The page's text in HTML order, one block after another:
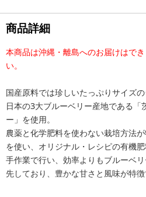
商品詳細
本商品は沖縄・離島へのお届けはで
い。
国産原料では珍しいたっぷりサイズの
日本の3大ブルーベリー産地である「
ー」を使用。
農薬と化学肥料を使わない栽培方法
を使い、オリジナル・レシピの有機
手作業で行い、効率よりもブルーベ
先しており、豊かな甘さと風味が特徴